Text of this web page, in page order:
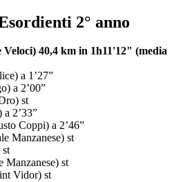
2° anno
40,4 km in 1h11'12" (media
a 1’27”
a 2’00”
st
a 2’33”
Coppi) a 2’46”
Manzanese) st
st
Manzanese) st
Vidor) st